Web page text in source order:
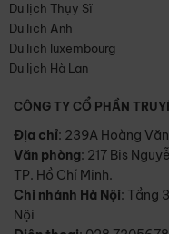
Du lịch Thụy Sĩ
Du lịch Anh
Du lịch luxembourg
Du lịch Hà Lan
CÔNG TY CỔ PHẦN
Địa chỉ: 239A Hoàng
Văn phòng: 217 Bis
TP. Hồ Chí Minh.
Chi nhánh Hà Nội: Tầng
Nội